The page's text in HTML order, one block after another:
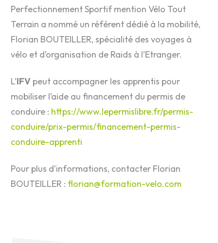
Perfectionnement Sportif mention Vélo Tout
Terrain a nommé un référent dédié à la mobilité,
Florian BOUTEILLER, spécialité des voyages à
vélo et d’organisation de Raids à l’Etranger.
L’IFV peut accompagner les apprentis pour
mobiliser l’aide au financement du permis de
conduire : https://www.lepermislibre.fr/permis-
conduire/prix-permis/financement-permis-
conduire-apprenti
Pour plus d’informations, contacter Florian
BOUTEILLER : florian@formation-velo.com